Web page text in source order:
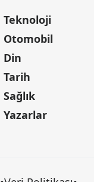
Teknoloji
Otomobil
Din
Tarih
Sağlık
Yazarlar